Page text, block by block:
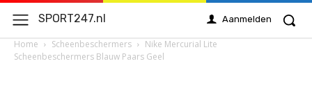
SPORT247.nl Aanmelden
Home Scheenbeschermers
Nike Mercurial Lite
Scheenbeschermers Blauw Paars Geel